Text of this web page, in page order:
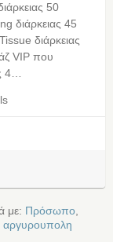
50
διάρκειας 45
διάρκειας
VIP που
4…
με: Πρόσωπο,
αργυρουπολη